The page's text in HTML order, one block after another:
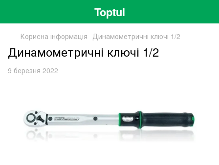
Toptul
Корисна інформація Динамометричні ключі 1/2
Динамометричні ключі 1/2
9 березня 2022